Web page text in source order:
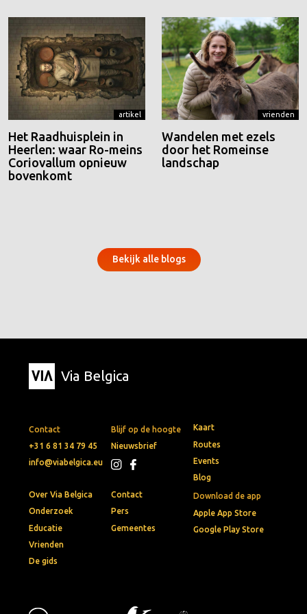
artikel
Het Raadhuisplein in
Heerlen: waar Ro-meins
Coriovallum opnieuw
bovenkomt
vrienden
Wandelen met ezels
door het Romeinse
landschap
Bekijk alle blogs
Via Belgica
Contact
+31 6 81 34 79 45
info@viabelgica.eu
Blijf op de hoogte
Nieuwsbrief
Download de app
Apple App Store
Google Play Store
Kaart
Routes
Events
Blog
Over Via Belgica
Onderzoek
Educatie
Vrienden
De gids
Contact
Pers
Gemeentes